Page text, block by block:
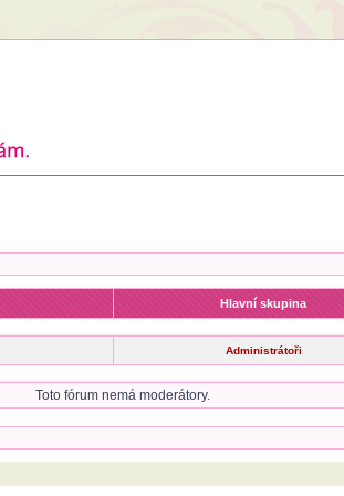
Hlavní skupina
Administrátoři
Toto fórum nemá moderátory.